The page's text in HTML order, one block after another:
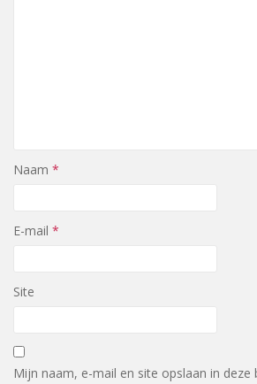
Naam *
E-mail *
Site
Mijn naam, e-mail en site opslaan in deze